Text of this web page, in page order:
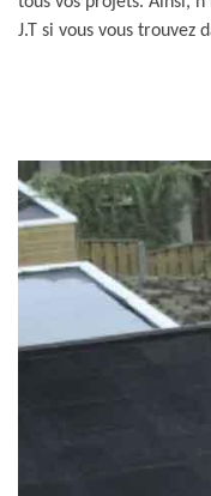
J.T si vous vous trouvez